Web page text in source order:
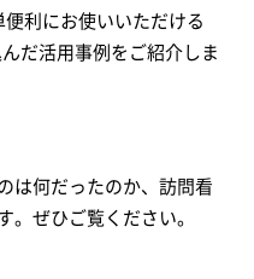
利にお使いいただける
だ活用事例をご紹介しま
は何だったのか、訪問看
ぜひご覧ください。